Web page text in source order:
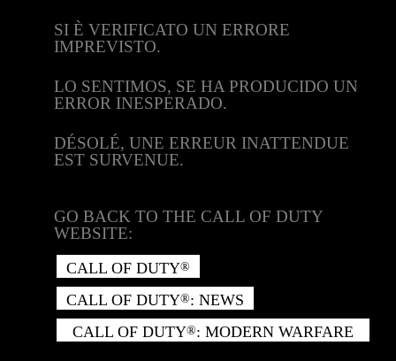
SI È VERIFICATO UN ERRORE
IMPREVISTO.
LO SENTIMOS, SE HA PRODUCIDO UN
ERROR INESPERADO.
DÉSOLÉ, UNE ERREUR INATTENDUE
EST SURVENUE.
GO BACK TO THE CALL OF DUTY
WEBSITE:
CALL OF DUTY®
CALL OF DUTY®: NEWS
CALL OF DUTY®: MODERN WARFARE